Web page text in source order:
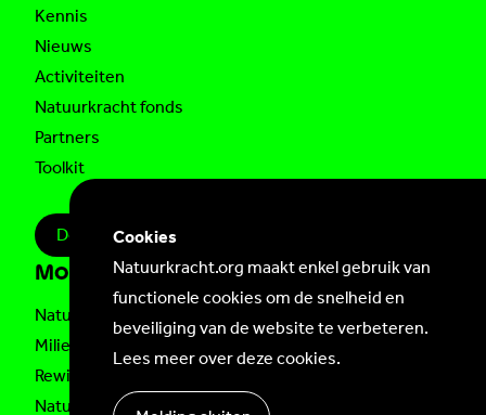
Kennis
Nieuws
Activiteiten
Natuurkracht fonds
Partners
Toolkit
Doe mee!
Mogelijk gemaakt door
Natuurkracht is een initiatief van
Milieufederatie Limburg
Rewilding Nederland
Natuur Fonds , IVNen Staatsbosbeheer
Cookies
Natuurkracht.org maakt enkel gebruik van
functionele cookies om de snelheid en
beveiliging van de website te verbeteren.
Lees meer over deze cookies.